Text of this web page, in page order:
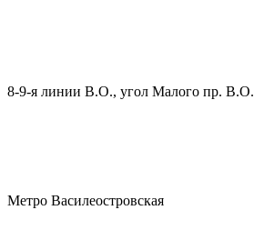
8-9-я линии В.О., угол Малого пр. В.О.
Метро Василеостровская